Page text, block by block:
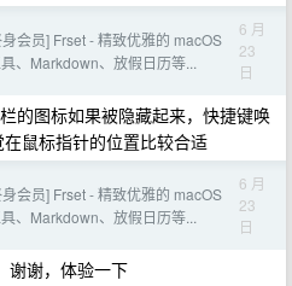
会员] Frset - 精致优雅的 macOS
、Markdown、放假日历等...
6 月
23
日
的图标如果被隐藏起来，快捷键唤
鼠标指针的位置比较合适
会员] Frset - 精致优雅的 macOS
、Markdown、放假日历等...
6 月
23
日
谢谢，体验一下